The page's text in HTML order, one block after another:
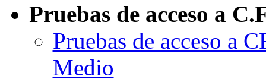
Pruebas de acceso a
Pruebas de acceso a
Medio